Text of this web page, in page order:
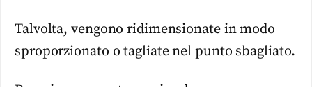
Talvolta, vengono ridimensionate in modo
sproporzionato o tagliate nel punto sbagliato.